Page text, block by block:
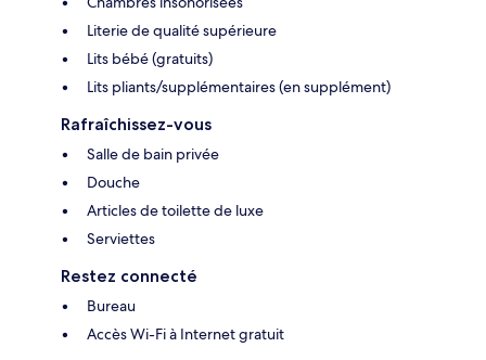
Literie de qualité supérieure
Lits bébé (gratuits)
Lits pliants/supplémentaires (en supplément)
Rafraîchissez-vous
Salle de bain privée
Douche
Articles de toilette de luxe
Serviettes
Restez connecté
Bureau
Accès Wi-Fi à Internet gratuit